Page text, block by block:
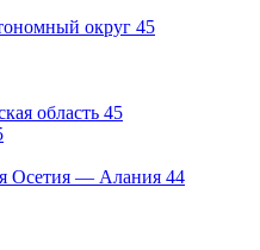
округ 45
область 45
Осетия — Алания 44